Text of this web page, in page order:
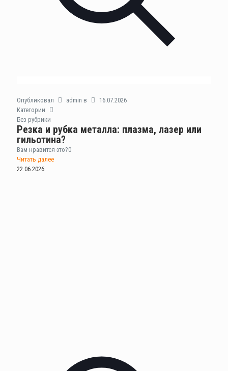
Опубликовал admin в
16.07.2026
Категории
Без рубрики
Резка и рубка металла: плазма, лазер или
гильотина?
Вам нравится это?0
Читать далее
22.06.2026